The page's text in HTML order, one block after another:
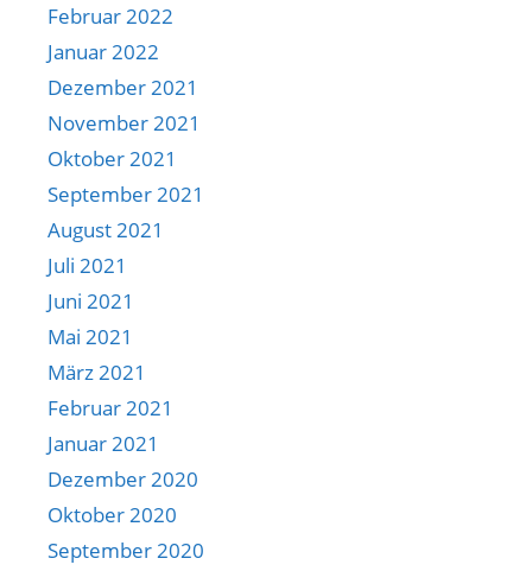
Februar 2022
Januar 2022
Dezember 2021
November 2021
Oktober 2021
September 2021
August 2021
Juli 2021
Juni 2021
Mai 2021
März 2021
Februar 2021
Januar 2021
Dezember 2020
Oktober 2020
September 2020